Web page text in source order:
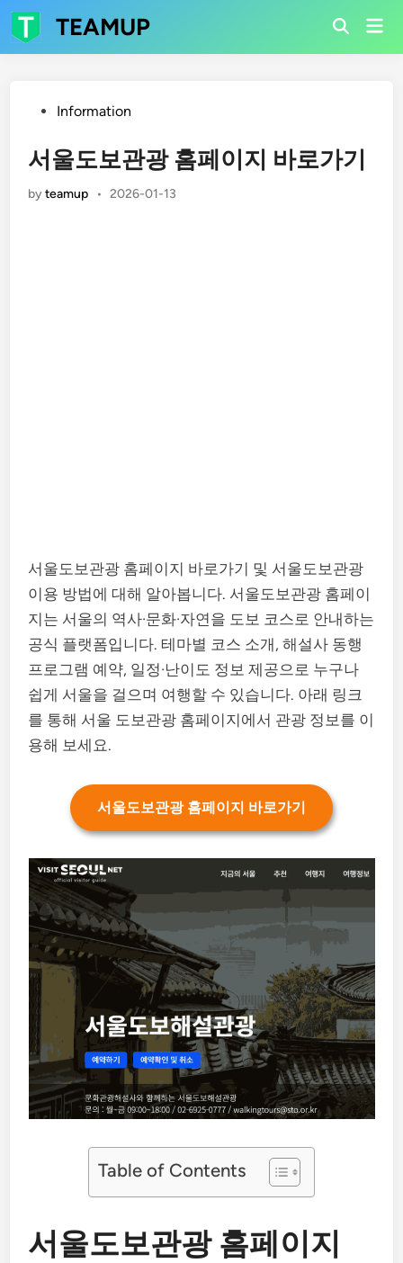
Skip
to
content
TEAMUP
Open
PostedInformation
서울도보관광 홈페이지 바로가기
byteamup • 2026-01-13
서울도보관광 홈페이지 바로가기 및 서울도보관광
이용 방법에 대해 알아봅니다. 서울도보관광 홈페이
지는 서울의 역사·문화·자연을 도보 코스로 안내하는
공식 플랫폼입니다. 테마별 코스 소개, 해설사 동행
프로그램 예약, 일정·난이도 정보 제공으로 누구나
쉽게 서울을 걸으며 여행할 수 있습니다. 아래 링크
를 통해 서울 도보관광 홈페이지에서 관광 정보를 이
용해 보세요.
서울도보관광 홈페이지 바로가기
Table of Contents
서울도보관광 홈페이지